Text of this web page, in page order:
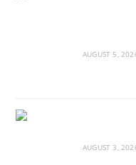
AUGUST 5,
AUGUST 3,